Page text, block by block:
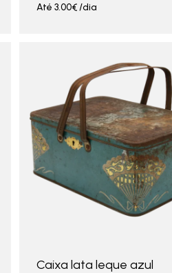
Até 3.00€/dia
Caixa lata leque azul